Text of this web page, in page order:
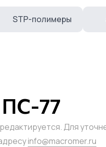
STP-полимеры
77
Для
info@macromer.ru